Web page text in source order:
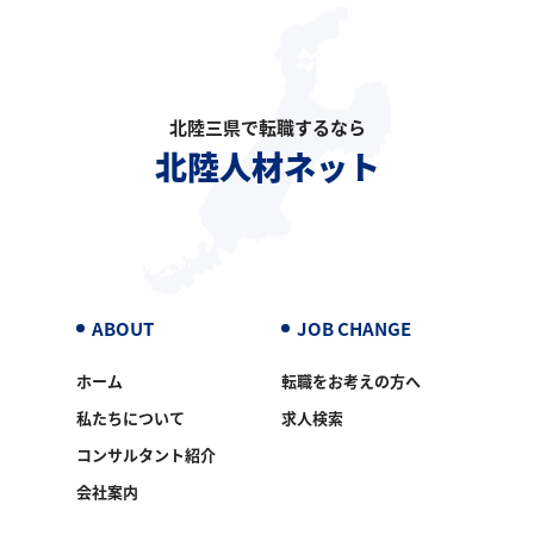
北陸三県で転職するなら
北陸人材ネット
ABOUT
ホーム
私たちについて
コンサルタント紹介
会社案内
JOB CHANGE
転職をお考えの方へ
求人検索